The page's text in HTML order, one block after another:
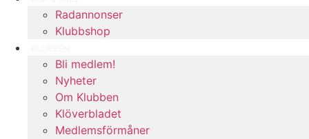
Radannonser
Klubbshop
Bli medlem!
Nyheter
Om Klubben
Klöverbladet
Medlemsförmåner